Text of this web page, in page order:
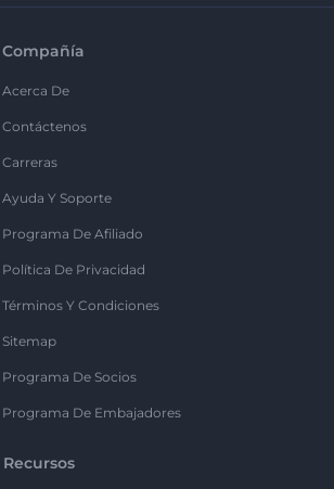
Compañía
Acerca De
Contáctenos
Carreras
Ayuda Y Soporte
Programa De Afiliado
Política De Privacidad
Términos Y Condiciones
Sitemap
Programa De Socios
Programa De Embajadores
Recursos